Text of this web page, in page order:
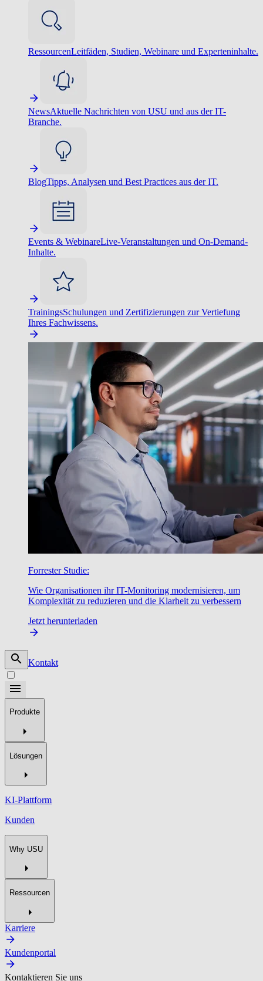
RessourcenLeitfäden, Studien, Webinare und Experteninhalte.
NewsAktuelle Nachrichten von USU und aus der IT-
Branche.
BlogTipps, Analysen und Best Practices aus der IT.
Events & WebinareLive-Veranstaltungen und On-Demand-
Inhalte.
TrainingsSchulungen und Zertifizierungen zur Vertiefung
Ihres Fachwissens.
Forrester Studie:
Wie Organisationen ihr IT-Monitoring modernisieren, um
Komplexität zu reduzieren und die Klarheit zu verbessern
Jetzt herunterladen
Kontakt
Produkte
Lösungen
KI-Plattform
Kunden
Why USU
Ressourcen
Karriere
Kundenportal
Kontaktieren Sie uns